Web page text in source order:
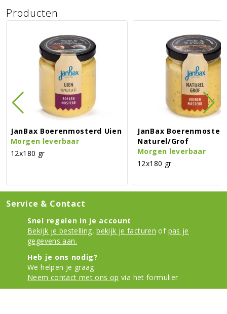
Producten
JanBax Boerenmosterd Uien
Morgen leverbaar
12x180 gr
JanBax
Naturel/grof
Morgen leverbaar
12x180 gr
Service & Contact
Snel regelen in je account
Bekijk je bestelling, bekijk je facturen of pas je
gegevens aan.
Heb je ons nodig?
We helpen je graag.
Neem contact met ons op via het formulier